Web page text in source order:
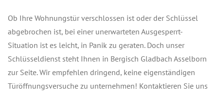
Ob Ihre Wohnungstür verschlossen ist oder der Schlüssel
abgebrochen ist, bei einer unerwarteten Ausgesperrt-
Situation ist es leicht, in Panik zu geraten. Doch unser
Schlüsseldienst steht Ihnen in Bergisch Gladbach Asselborn
zur Seite. Wir empfehlen dringend, keine eigenständigen
Türöffnungsversuche zu unternehmen! Kontaktieren Sie uns